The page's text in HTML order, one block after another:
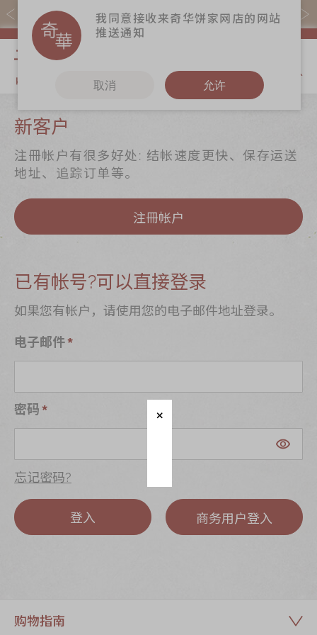
易赏钱会员凭推广码购买现货产品可赚易赏钱($5=1分)
关于奇华
奇华传奇
最新推广
商务销售
奇华网志
奇华饼食
贺年食品
手信礼品
时令食品
FRIENDS礼盒
所有产品
产品价目表
更多
奇华工作坊
EN 繁體
已有帐号?可以直接登录
如果您有帐户，请使用您的电子邮件地址登录。
电子邮件
密码
登入 商务用户登入
忘记密码?
新客户
注冊帐户有很多好处: 结帐速度更快、保存运送
地址、追踪订单等。
注冊帐户
购物指南
我同意接收来奇华饼家网店的网站
推送通知
取消 允许